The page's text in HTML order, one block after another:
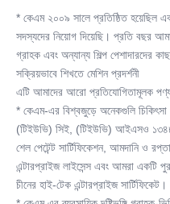
* কেএম ২০০৯ সালে প্রতিষ্ঠিত হয়েছিল
সদস্যদের নিয়োগ দিয়েছি। প্রতি বছর
গ্রাহক এবং অন্যান্য শিল্প পেশাদারদের কাছ
সক্রিয়ভাবে শিখতে মেশিন প্রদর্শনী
এটি আমাদের আরো প্রতিযোগিতামূলক
* কেএম-এর বিশ্বজুড়ে অনেকগুলি চিকিৎসা
(টিইউভি) সিই, (টিইউভি) আইএসও
শেল পেটেন্ট সার্টিফিকেশন, আমদানি ও
এন্টারপ্রাইজ লাইসেন্স এবং আমরা একটি
চীনের হাই-টেক এন্টারপ্রাইজ সার্টিফিকেট।